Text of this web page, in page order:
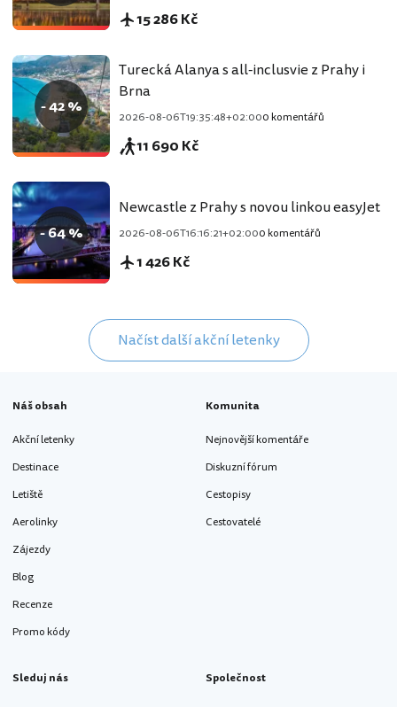
15 286 Kč
- 42 %
Turecká Alanya s all-inclusvie z Prahy i
Brna
2026-08-06T19:35:48+02:000 komentářů
11 690 Kč
- 64 %
Newcastle z Prahy s novou linkou easyJet
2026-08-06T16:16:21+02:000 komentářů
1 426 Kč
Načíst další akční letenky
Náš obsah
Akční letenky
Destinace
Letiště
Aerolinky
Zájezdy
Blog
Recenze
Promo kódy
Komunita
Nejnovější komentáře
Diskuzní fórum
Cestopisy
Cestovatelé
Sleduj nás Společnost